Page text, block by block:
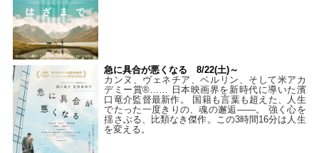
急に具合が悪くなる 8/22(土)～
カンヌ、ヴェネチア、ベルリン、そして米アカ
デミー賞®…… 日本映画界を新時代に導いた濱
口竜介監督最新作。 国籍も言葉も超えた、人生
でたった一度きりの、魂の邂逅――。 強く心を
揺さぶる、比類なき傑作。この3時間16分は人生
を変える。